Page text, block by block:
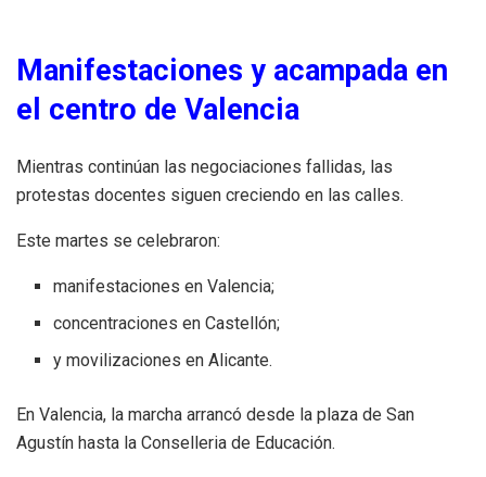
Manifestaciones y acampada en
el centro de Valencia
Mientras continúan las negociaciones fallidas, las
protestas docentes siguen creciendo en las calles.
Este martes se celebraron:
manifestaciones en Valencia;
concentraciones en Castellón;
y movilizaciones en Alicante.
En Valencia, la marcha arrancó desde la plaza de San
Agustín hasta la Conselleria de Educación.